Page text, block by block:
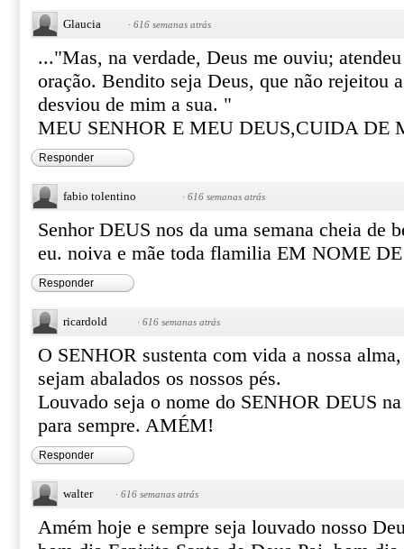
Glaucia · 616 semanas atrás
..."Mas, na verdade, Deus me ouviu;
oração. Bendito seja Deus, que não rejeitou
desviou de mim a sua. "
MEU SENHOR E MEU DEUS,CUIDA DE
Responder
fabio tolentino · 616 semanas atrás
Senhor DEUS nos da uma semana cheia de
eu. noiva e mãe toda flamilia EM NOME
Responder
ricardold · 616 semanas atrás
O SENHOR sustenta com vida a nossa
sejam abalados os nossos pés.
Louvado seja o nome do SENHOR DEUS
para sempre. AMÉM!
Responder
walter · 616 semanas atrás
Amém hoje e sempre seja louvado nosso